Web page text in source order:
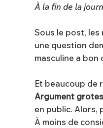
À la fin de la
Sous le post, les
une question
masculine a bon
Et beaucoup de
Argument
en public. Alors,
À moins de